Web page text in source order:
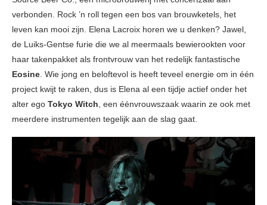
verbonden. Rock ’n roll tegen een bos van brouwketels, het
leven kan mooi zijn. Elena Lacroix horen we u denken? Jawel,
de Luiks-Gentse furie die we al meermaals bewierookten voor
haar takenpakket als frontvrouw van het redelijk fantastische
Eosine. Wie jong en beloftevol is heeft teveel energie om in één
project kwijt te raken, dus is Elena al een tijdje actief onder het
alter ego Tokyo Witch, een éénvrouwszaak waarin ze ook met
meerdere instrumenten tegelijk aan de slag gaat.